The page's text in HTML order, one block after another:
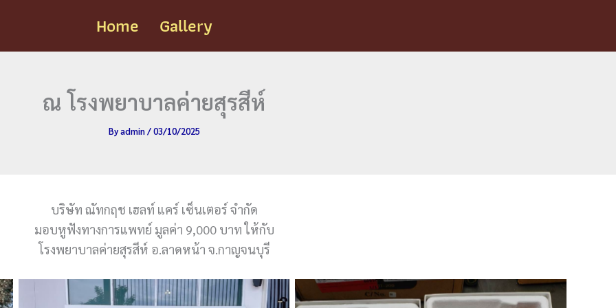
Home Gallery
ณ โรงพยาบาลค่ายสุรสีห์
Byadmin/03/10/2025
บริษัท ณัทกฤช เฮลท์ แคร์ เซ็นเตอร์ จำกัด
มอบหูฟังทางการแพทย์ มูลค่า 9,000 บาท ให้กับ
โรงพยาบาลค่ายสุรสีห์ อ.ลาดหน้า จ.กาญจนบุรี